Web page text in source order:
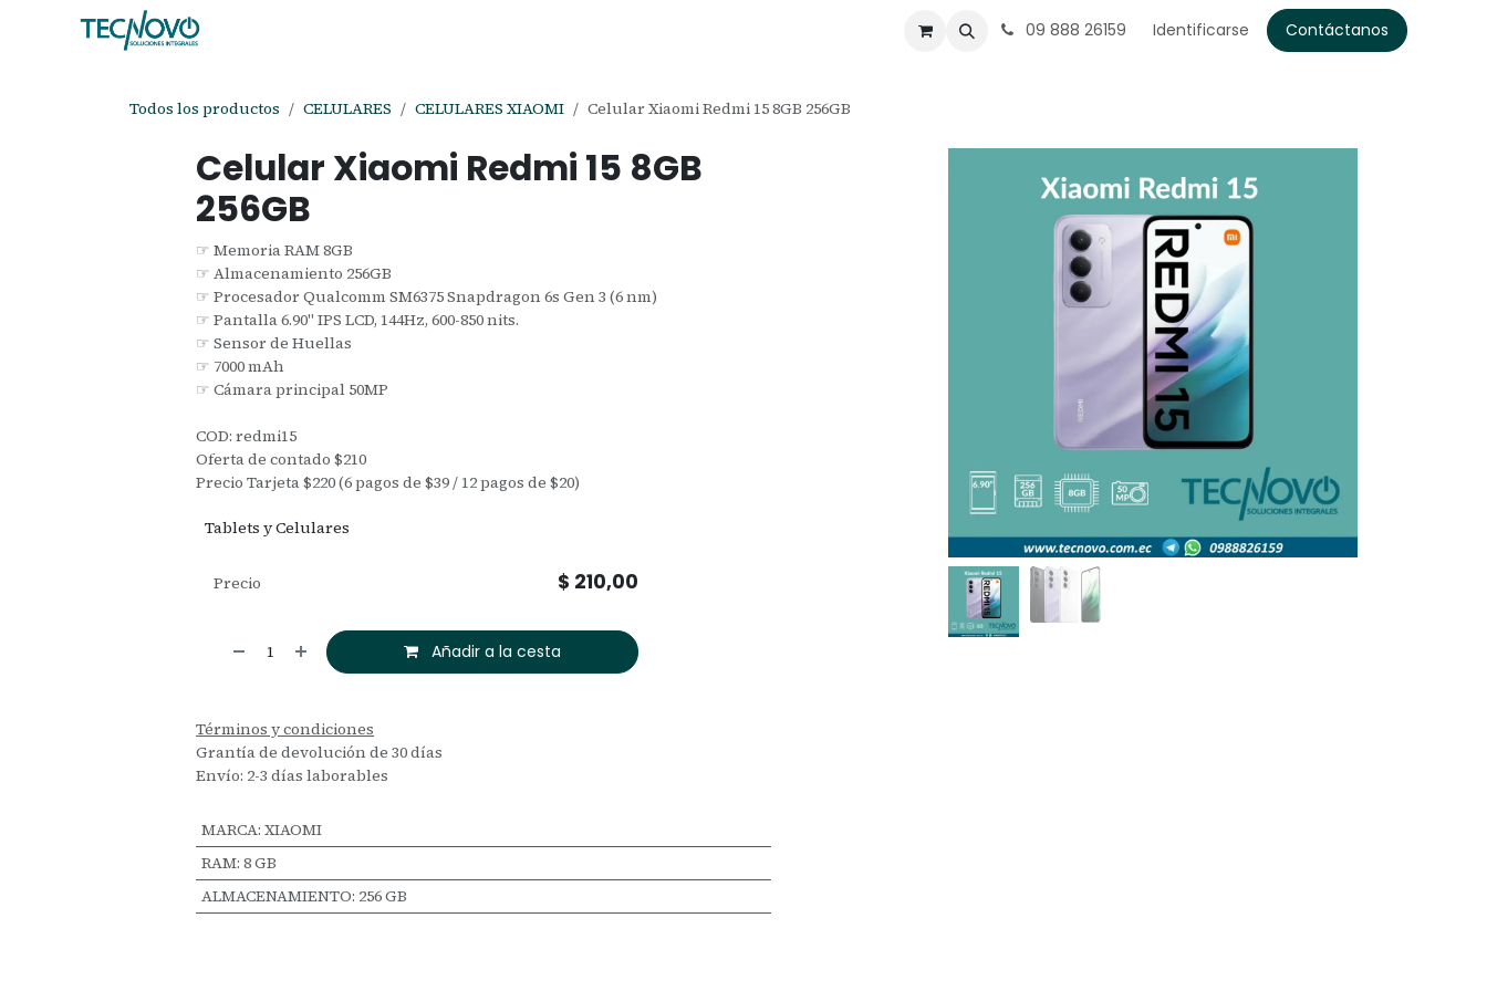
09 888 26159 Identificarse Contáctanos
Todos los productos CELULARES CELULARES XIAOMI Celular Xiaomi Redmi 15 8GB 256GB
Celular Xiaomi Redmi 15 8GB
256GB
☞ Memoria RAM 8GB
☞ Almacenamiento 256GB
☞ Procesador Qualcomm SM6375 Snapdragon 6s Gen 3 (6 nm)
☞ Pantalla 6.90" IPS LCD, 144Hz, 600-850 nits.
☞ Sensor de Huellas
☞ 7000 mAh
☞ Cámara principal 50MP
COD: redmi15
Oferta de contado $210
Precio Tarjeta $220 (6 pagos de $39 / 12 pagos de $20)
Tablets y Celulares
Añadir a la cesta
Precio $ 210,00
Términos y condiciones
Grantía de devolución de 30 días
Envío: 2-3 días laborables
MARCA: XIAOMI
RAM: 8 GB
ALMACENAMIENTO: 256 GB